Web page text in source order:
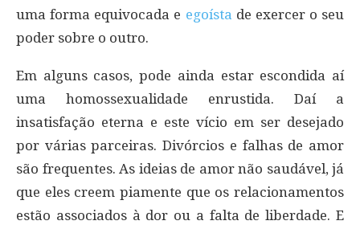
uma forma equivocada e egoísta de exercer o seu
poder sobre o outro.
Em alguns casos, pode ainda estar escondida aí
uma homossexualidade enrustida. Daí a
insatisfação eterna e este vício em ser desejado
por várias parceiras. Divórcios e falhas de amor
são frequentes. As ideias de amor não saudável, já
que eles creem piamente que os relacionamentos
estão associados à dor ou a falta de liberdade. E